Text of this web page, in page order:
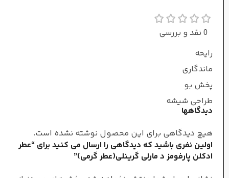
عطار
فلیپ رومانو
0 نقد و بررسی
رایحه
ماندگاری
پخش بو
طراحی شیشه
دیدگاهها
هیچ دیدگاهی برای این محصول نوشته نشده است.
اولین نفری باشید که دیدگاهی را ارسال می کنید برای “عطر
ادکلن پارفومز د مارلی گرینلی(عطر گرمی)”